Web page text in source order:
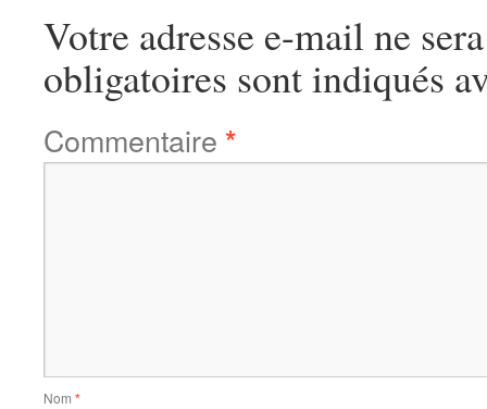
Votre adresse e-mail ne
obligatoires sont indiqués
Commentaire *
Nom *